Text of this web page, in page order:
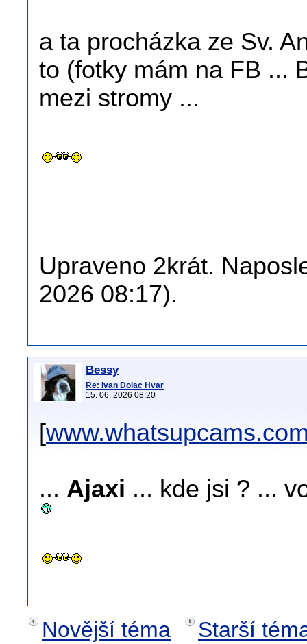
a ta procházka ze Sv.
to (fotky mám na FB ...
mezi stromy ...
Upraveno 2krát.
2026 08:17).
Bessy
Re: Ivan Dolac Hvar
15. 06. 2026 08:20
[
... Ajaxi ... kde jsi ? ...
Novější téma
Starší